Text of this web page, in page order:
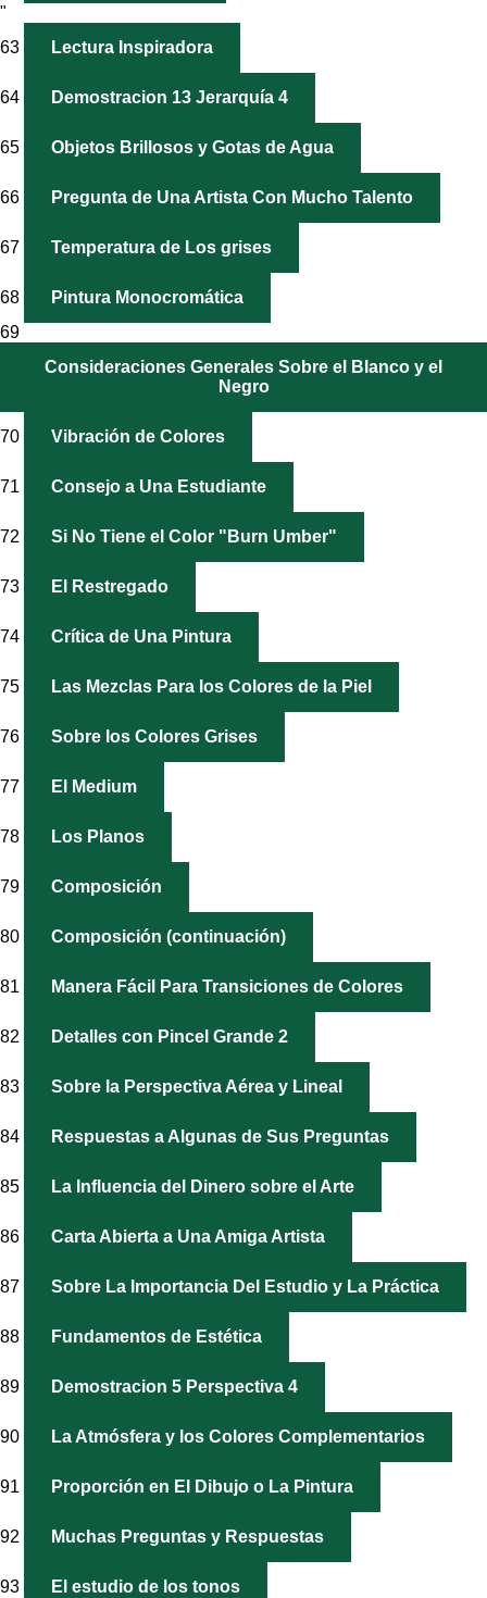
"
63
Lectura Inspiradora
64 Demostracion 13 Jerarquía 4
65 Objetos Brillosos y Gotas de Agua
66 Pregunta de Una Artista Con Mucho Talento
67 Temperatura de Los grises
68
Pintura Monocromática
69
Consideraciones Generales Sobre el Blanco y el
Negro
70 Vibración de Colores
71 Consejo a Una Estudiante
72 Si No Tiene el Color "Burn Umber"
73 El Restregado
74 Crítica de Una Pintura
75 Las Mezclas Para los Colores de la Piel
76 Sobre los Colores Grises
77 El Medium
78 Los Planos
79 Composición
80 Composición (continuación)
81 Manera Fácil Para Transiciones de Colores
82 Detalles con Pincel Grande 2
83 Sobre la Perspectiva Aérea y Lineal
84 Respuestas a Algunas de Sus Preguntas
85 La Influencia del Dinero sobre el Arte
86 Carta Abierta a Una Amiga Artista
87 Sobre La Importancia Del Estudio y La Práctica
88 Fundamentos de Estética
89 Demostracion 5 Perspectiva 4
90 La Atmósfera y los Colores Complementarios
91 Proporción en El Dibujo o La Pintura
92 Muchas Preguntas y Respuestas
93 El estudio de los tonos